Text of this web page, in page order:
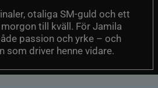
otaliga SM-guld och ett
till kväll. För Jamila
passion och yrke – och
som driver henne vidare.